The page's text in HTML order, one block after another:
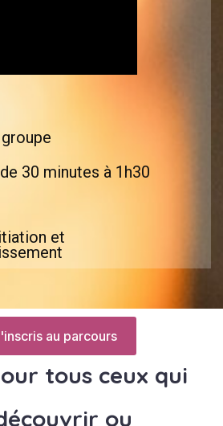
30 minutes à 1h30
et
au parcours
tous ceux qui
ou